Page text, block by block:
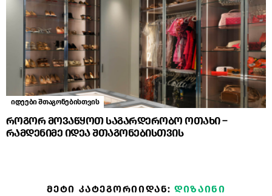
იდეები შთაგონებისთვის
როგორ მოვაწყოთ საგარდერობო ოთახი –
რამდენიმე იდეა შთაგონებისთვის
ᲛᲔᲢᲘ ᲙᲐᲢᲔᲒᲝᲠᲘᲘᲓᲐᲜ:ᲓᲘᲖᲐᲘᲜᲘ